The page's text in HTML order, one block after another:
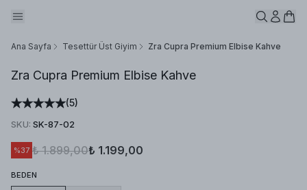
Ana Sayfa Tesettür Üst Giyim Zra Cupra Premium Elbise Kahve
Zra Cupra Premium Elbise Kahve
(5)
SKU: SK-87-02
%37 ₺ 1.899,00₺ 1.199,00
BEDEN